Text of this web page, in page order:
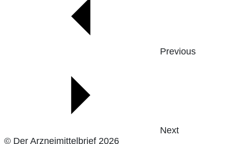
Previous
Next
© Der Arzneimittelbrief 2026